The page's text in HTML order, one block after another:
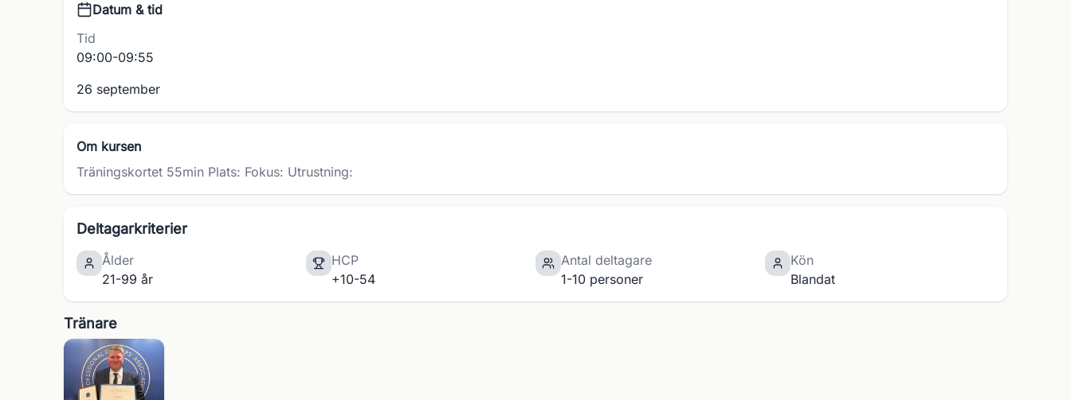
Datum & tid
Tid
09:00-09:55
26 september
Om kursen
Träningskortet 55min Plats: Fokus: Utrustning:
Deltagarkriterier
Ålder
21-99 år
HCP
+10-54
Antal deltagare
1-10 personer
Kön
Blandat
Tränare